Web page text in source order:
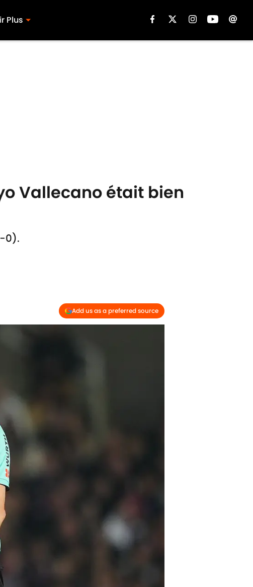
Plus
Vallecano était bien
0).
Add us as a preferred source